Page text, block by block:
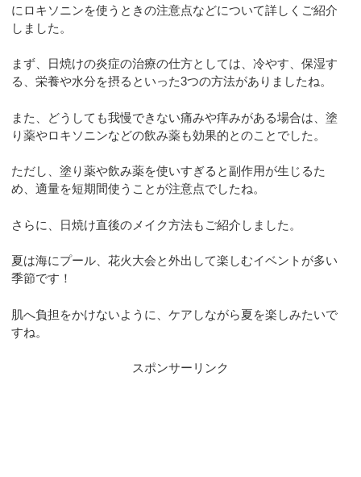
にロキソニンを使うときの注意点などについて詳しくご紹介
しました。
まず、日焼けの炎症の治療の仕方としては、冷やす、保湿す
る、栄養や水分を摂るといった3つの方法がありましたね。
また、どうしても我慢できない痛みや痒みがある場合は、塗
り薬やロキソニンなどの飲み薬も効果的とのことでした。
ただし、塗り薬や飲み薬を使いすぎると副作用が生じるた
め、適量を短期間使うことが注意点でしたね。
さらに、日焼け直後のメイク方法もご紹介しました。
夏は海にプール、花火大会と外出して楽しむイベントが多い
季節です！
肌へ負担をかけないように、ケアしながら夏を楽しみたいで
すね。
スポンサーリンク